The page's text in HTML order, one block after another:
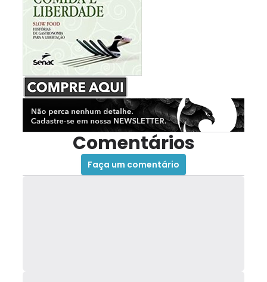
Comentários
Faça um comentário